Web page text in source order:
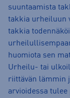
suuntaamista
takkia urheiluun
takkia
huomiota sen
Urheilu- tai
riittävän lämmin
arvioidessa